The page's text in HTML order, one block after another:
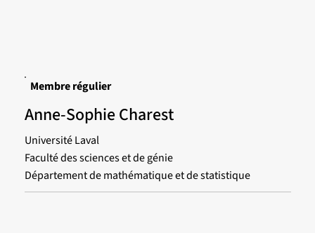
Membre régulier
Anne-Sophie Charest
Université Laval
Faculté des sciences et de génie
Département de mathématique et de statistique